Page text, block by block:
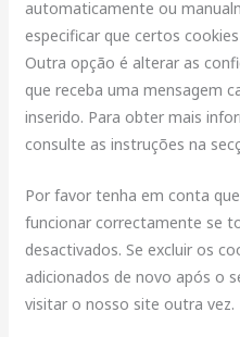
automaticamente ou
especificar que certos
Outra opção é alterar as
que receba uma mensagem
inserido. Para obter mais
consulte as instruções na
Por favor tenha em conta
funcionar correctamente se
desactivados. Se excluir os
adicionados de novo após o
visitar o nosso site outra vez.